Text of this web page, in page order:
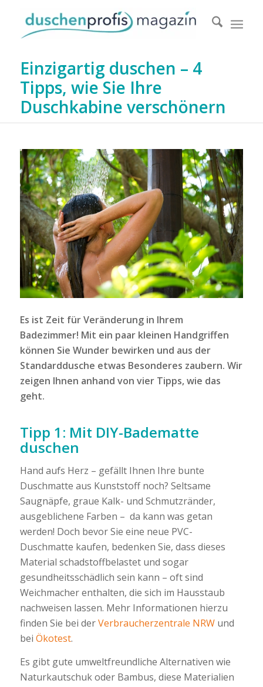
Einzigartig duschen – 4
Tipps, wie Sie Ihre
Duschkabine verschönern
Es ist Zeit für Veränderung in Ihrem
Badezimmer! Mit ein paar kleinen Handgriffen
können Sie Wunder bewirken und aus der
Standarddusche etwas Besonderes zaubern. Wir
zeigen Ihnen anhand von vier Tipps, wie das
geht.
Tipp 1: Mit DIY-Badematte
duschen
Hand aufs Herz – gefällt Ihnen Ihre bunte
Duschmatte aus Kunststoff noch? Seltsame
Saugnäpfe, graue Kalk- und Schmutzränder,
ausgeblichene Farben – da kann was getan
werden! Doch bevor Sie eine neue PVC-
Duschmatte kaufen, bedenken Sie, dass dieses
Material schadstoffbelastet und sogar
gesundheitsschädlich sein kann – oft sind
Weichmacher enthalten, die sich im Hausstaub
nachweisen lassen. Mehr Informationen hierzu
finden Sie bei derVerbraucherzentrale NRWund
bei Ökotest.
Es gibt gute umweltfreundliche Alternativen wie
Naturkautschuk oder Bambus, diese Materialien